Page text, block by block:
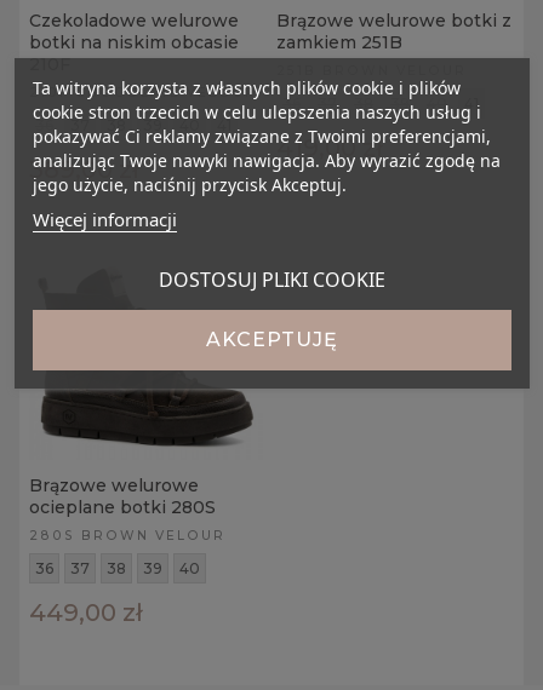
Czekoladowe welurowe
botki na niskim obcasie
210F
210F CHOCOLATE VELOUR
38
389,00 zł
Brązowe welurowe botki z
zamkiem 251B
36 40 41
419,00 zł
Brązowe welurowe
ocieplane botki 280S
280S BROWN VELOUR
36 37 38 39 40
449,00 zł
Ta witryna korzysta z własnych plików cookie i plików
cookie stron trzecich w celu ulepszenia naszych usług i
pokazywać Ci reklamy związane z Twoimi preferencjami,
analizując Twoje nawyki nawigacja. Aby wyrazić zgodę na
jego użycie, naciśnij przycisk Akceptuj.
Więcej informacji
DOSTOSUJ PLIKI COOKIE
AKCEPTUJĘ